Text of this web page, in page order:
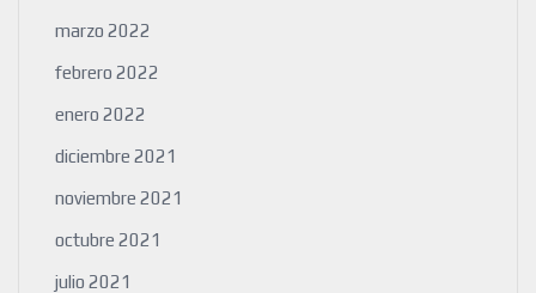
marzo 2022
febrero 2022
enero 2022
diciembre 2021
noviembre 2021
octubre 2021
julio 2021